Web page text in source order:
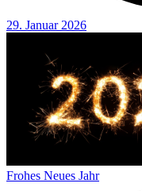
29. Januar 2026
Frohes Neues Jahr